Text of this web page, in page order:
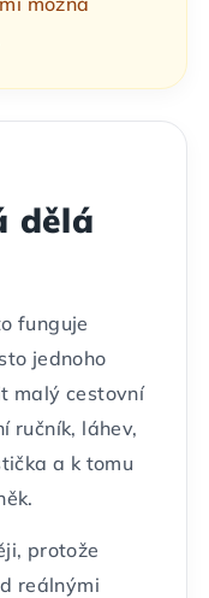
dělá
funguje
jednoho
malý cestovní
ručník, láhev,
a k tomu
protože
reálnými